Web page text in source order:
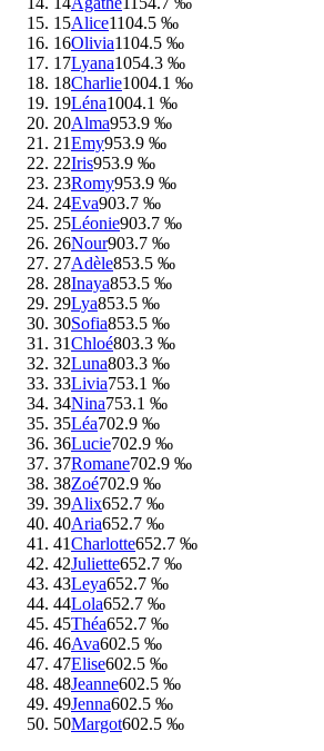
15Alice1104.5 ‰
16Olivia1104.5 ‰
17Lyana1054.3 ‰
18Charlie1004.1 ‰
19Léna1004.1 ‰
20Alma953.9 ‰
21Emy953.9 ‰
22Iris953.9 ‰
23Romy953.9 ‰
24Eva903.7 ‰
25Léonie903.7 ‰
26Nour903.7 ‰
27Adèle853.5 ‰
28Inaya853.5 ‰
29Lya853.5 ‰
30Sofia853.5 ‰
31Chloé803.3 ‰
32Luna803.3 ‰
33Livia753.1 ‰
34Nina753.1 ‰
35Léa702.9 ‰
36Lucie702.9 ‰
37Romane702.9 ‰
38Zoé702.9 ‰
39Alix652.7 ‰
40Aria652.7 ‰
41Charlotte652.7 ‰
42Juliette652.7 ‰
43Leya652.7 ‰
44Lola652.7 ‰
45Théa652.7 ‰
46Ava602.5 ‰
47Elise602.5 ‰
48Jeanne602.5 ‰
49Jenna602.5 ‰
50Margot602.5 ‰